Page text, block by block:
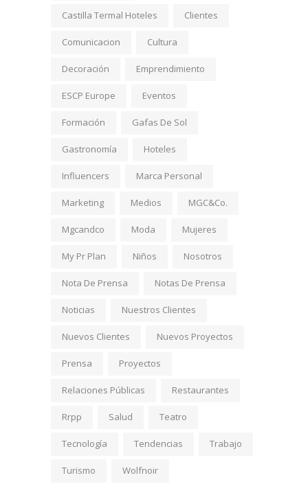
Castilla Termal Hoteles Clientes
Comunicacion Cultura
Decoración Emprendimiento
ESCP Europe Eventos
Formación Gafas De Sol
Gastronomía Hoteles
Influencers Marca Personal
Marketing Medios MGC&Co.
Mgcandco Moda Mujeres
My Pr Plan Niños Nosotros
Nota De Prensa Notas De Prensa
Noticias Nuestros Clientes
Nuevos Clientes Nuevos Proyectos
Prensa Proyectos
Relaciones Públicas Restaurantes
Rrpp Salud Teatro
Tecnología Tendencias Trabajo
Turismo Wolfnoir